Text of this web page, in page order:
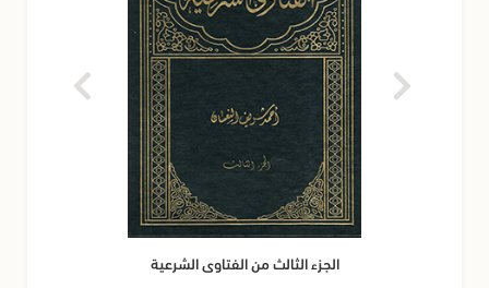
الجزء الثالث من الفتاوى الشرعية